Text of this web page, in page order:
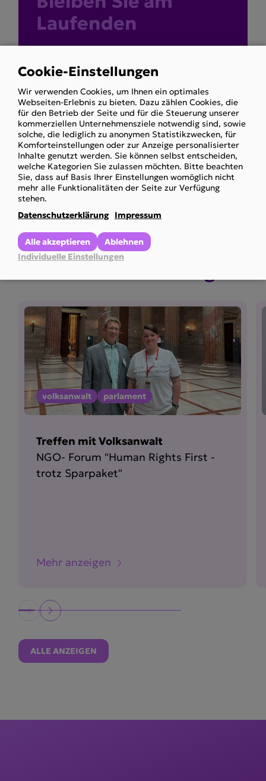
Laufenden
Newsletter an und erhalten Sie
immer aktuelle Informationen über
die Arbeit unseres Vereins.
Zum Newsletter
anmelden
volksanwalt parlament
Treffen mit Volksanwalt
NGO- Forum "Human Rights First -
trotz Sparpaket"
Mehr anzeigen
ALLE ANZEIGEN
Use
of
personal
data
and
cookies
Cookie-Einstellungen
Wir verwenden Cookies, um Ihnen ein optimales
Webseiten-Erlebnis zu bieten. Dazu zählen Cookies, die
für den Betrieb der Seite und für die Steuerung unserer
kommerziellen Unternehmensziele notwendig sind, sowie
solche, die lediglich zu anonymen Statistikzwecken, für
Komforteinstellungen oder zur Anzeige personalisierter
Inhalte genutzt werden. Sie können selbst entscheiden,
welche Kategorien Sie zulassen möchten. Bitte beachten
Sie, dass auf Basis Ihrer Einstellungen womöglich nicht
mehr alle Funktionalitäten der Seite zur Verfügung
stehen.
Datenschutzerklärung Impressum
Individuelle Einstellungen
Ablehnen
Alle akzeptieren